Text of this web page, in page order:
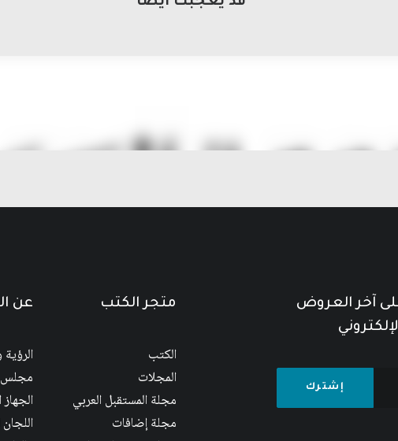
آخر العروض
متجر الكتب
الكتب
المجلات
مجلة المستقبل العربي
مجلة إضافات
عن
مجلس
الجهاز